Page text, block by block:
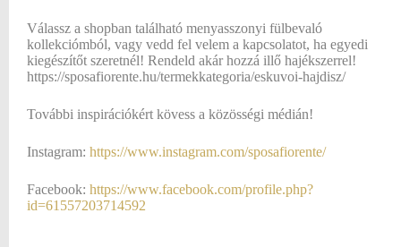
Válassz a shopban található menyasszonyi fülbevaló
kollekciómból, vagy vedd fel velem a kapcsolatot, ha egyedi
kiegészítőt szeretnél! Rendeld akár hozzá illő hajékszerrel!
https://sposafiorente.hu/termekkategoria/eskuvoi-hajdisz/
További inspirációkért kövess a közösségi médián!
Instagram: https://www.instagram.com/sposafiorente/
Facebook: https://www.facebook.com/profile.php?
id=61557203714592